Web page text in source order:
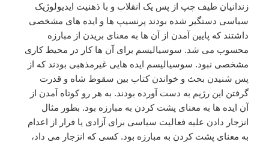
زندانیان طیف چپ از پس یک انقلاب و با ذهنیت ایدیولوژیک
سیاسی دستگیر شده بودند پرنسیپ ها و ایده های مشخصی
داشتند که پایین آمدن از آن ها به معنای بریدن از مبارزه
محسوب می شد. سوسیالیسم برای آن ها کار در محیط کاری
مشخصی نبود. سوسیالیسم ایده هایی غیرمذهبی بودند که از
پس شنیدن بحث و خواندن کتاب بین سقوط شاه و قدرت
گرفتن این رژیم به دست آورده بودند. به هر رو کوتاه آمدن از
آن ایده ها به معنای پشت کردن به مبارزه بود. بطور مثال
انزجار دادن علیه فعالیت سیاسی برای آزادی یا فرار از اعدام
به معنای پشت کردن به مبارزه بود. کسی که انزجار می داد،